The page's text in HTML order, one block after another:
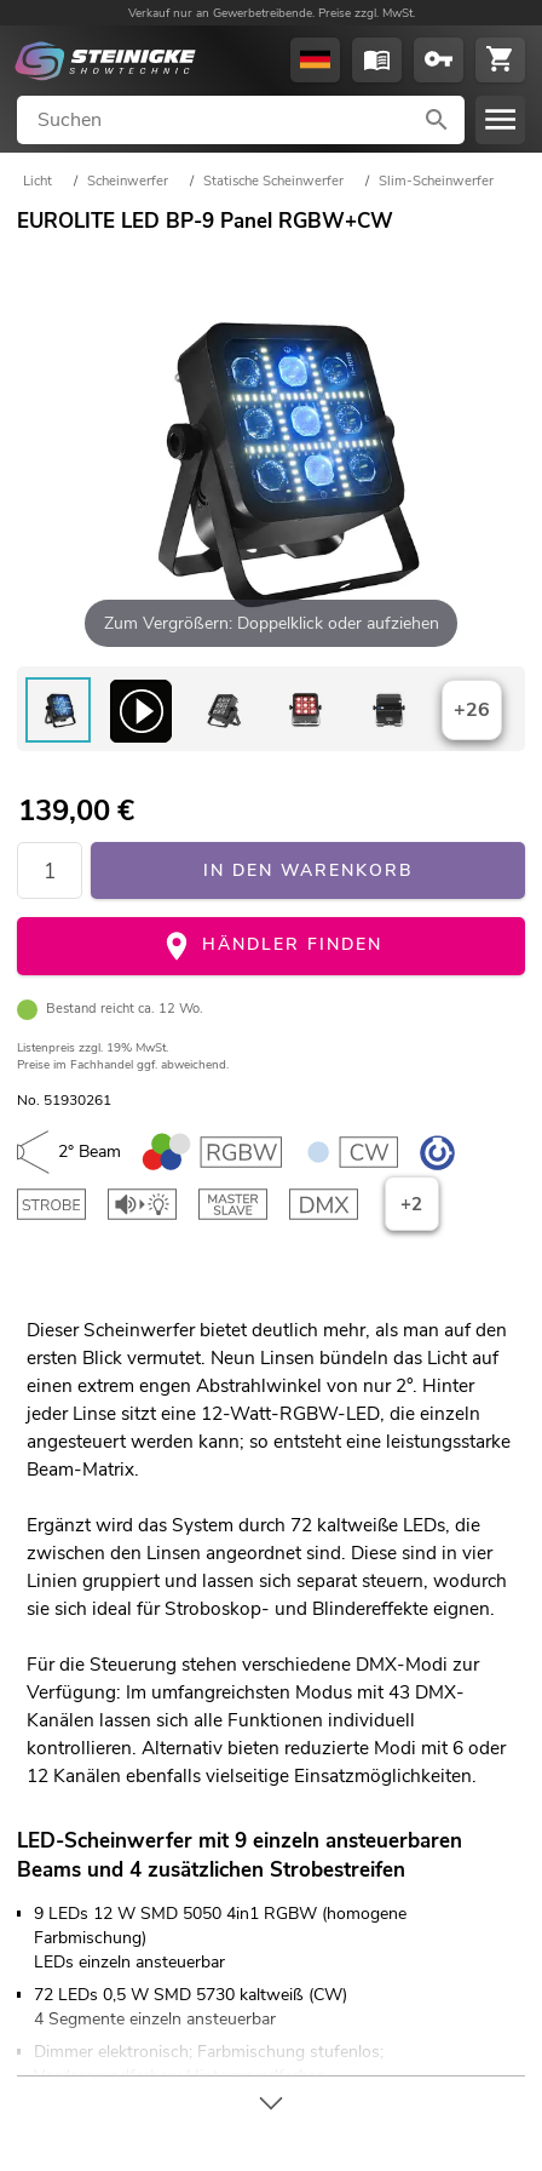
Verkauf nur an Gewerbetreibende. Preise zzgl. MwSt.
Licht / Scheinwerfer / Statische Scheinwerfer / Slim-Scheinwerfer
EUROLITE LED BP-9 Panel RGBW+CW
Zum Vergrößern: Doppelklick oder aufziehen
+26
139,00€
IN DEN WARENKORB
HÄNDLER FINDEN
Bestand reicht ca. 12 Wo.
Listenpreis zzgl. 19% MwSt.
Preise im Fachhandel ggf. abweichend.
No. 51930261
2° Beam
+2
Dieser Scheinwerfer bietet deutlich mehr, als man auf den
ersten Blick vermutet. Neun Linsen bündeln das Licht auf
einen extrem engen Abstrahlwinkel von nur 2°. Hinter
jeder Linse sitzt eine 12-Watt-RGBW-LED, die einzeln
angesteuert werden kann; so entsteht eine leistungsstarke
Beam-Matrix.
Ergänzt wird das System durch 72 kaltweiße LEDs, die
zwischen den Linsen angeordnet sind. Diese sind in vier
Linien gruppiert und lassen sich separat steuern, wodurch
sie sich ideal für Stroboskop- und Blindereffekte eignen.
Für die Steuerung stehen verschiedene DMX-Modi zur
Verfügung: Im umfangreichsten Modus mit 43 DMX-
Kanälen lassen sich alle Funktionen individuell
kontrollieren. Alternativ bieten reduzierte Modi mit 6 oder
12 Kanälen ebenfalls vielseitige Einsatzmöglichkeiten.
LED-Scheinwerfer mit 9 einzeln ansteuerbaren
Beams und 4 zusätzlichen Strobestreifen
9 LEDs 12 W SMD 5050 4in1 RGBW (homogene
Farbmischung)
LEDs einzeln ansteuerbar
72 LEDs 0,5 W SMD 5730 kaltweiß (CW)
4 Segmente einzeln ansteuerbar
Dimmer elektronisch; Farbmischung stufenlos;
Vordergrundfarben; Hintergrundfarben
Beam-Effekt; Stroboskop-Effekt